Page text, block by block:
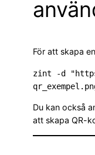
För att skapa
zint -d
Du kan också
att skapa QR-